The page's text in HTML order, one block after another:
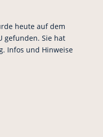
heute auf dem
gefunden. Sie hat
Infos und Hinweise